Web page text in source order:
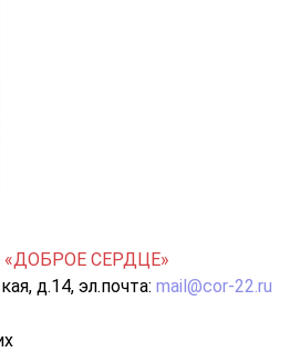
СЕРДЦЕ»
д.14, эл.почта: mail@cor-22.ru